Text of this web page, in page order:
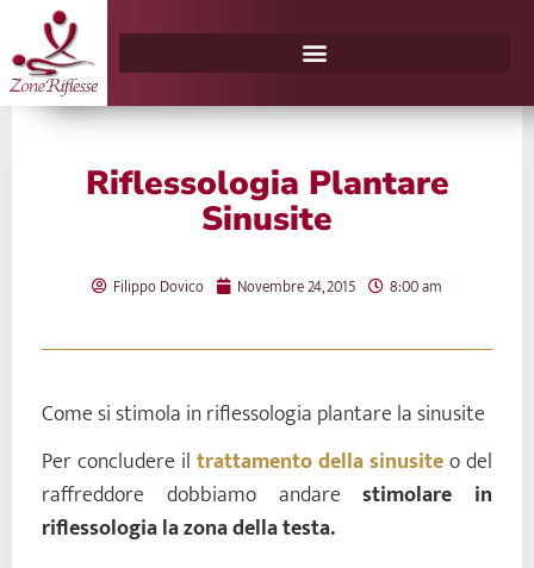
al
contenuto
Riflessologia Plantare
Sinusite
Filippo Dovico Novembre 24, 2015 8:00 am
Come si stimola in riflessologia plantare la sinusite
Per concludere il trattamento della sinusiteo del
raffreddore dobbiamo andare stimolare in
riflessologia la zona della testa.